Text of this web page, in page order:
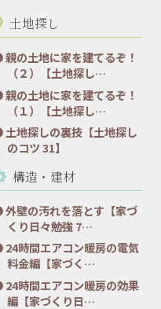
土地探し
親の土地に家を建てるぞ！
（２）【土地探し…
親の土地に家を建てるぞ！
（１）【土地探し…
土地探しの裏技【土地探し
のコツ 31】
構造・建材
外壁の汚れを落とす【家づ
くり日々勉強 7…
24時間エアコン暖房の電気
料金編【家づく…
24時間エアコン暖房の効果
編【家づくり日…